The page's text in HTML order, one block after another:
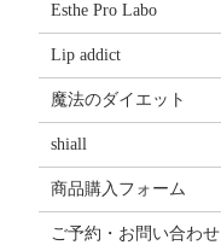
Esthe Pro Labo
Lip addict
魔法のダイエット
shiall
商品購入フォーム
ご予約・お問い合わせ